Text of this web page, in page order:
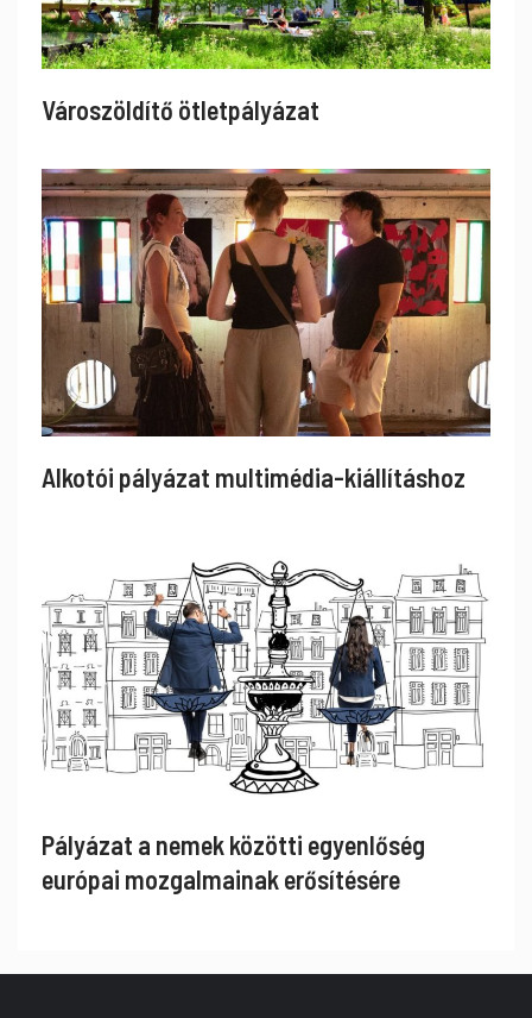
Városzöldítő ötletpályázat
Alkotói pályázat multimédia-kiállításhoz
Pályázat a nemek közötti egyenlőség
európai mozgalmainak erősítésére